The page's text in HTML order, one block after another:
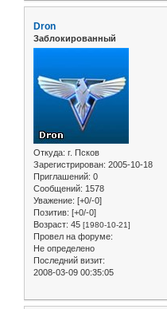
Dron
Заблокированный
Откуда: г. Псков
Зарегистрирован: 2005-10-18
Приглашений: 0
Сообщений: 1578
Уважение: [+0/-0]
Позитив: [+0/-0]
Возраст: 45 [1980-10-21]
Провел на форуме:
Не определено
Последний визит:
2008-03-09 00:35:05